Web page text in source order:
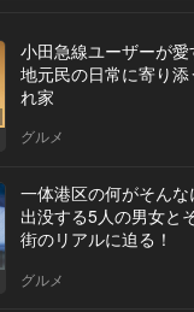
小田急線ユーザーが愛
地元民の日常に寄り
れ家
グルメ
一体港区の何がそん
出没する5人の男女と
街のリアルに迫る！
グルメ